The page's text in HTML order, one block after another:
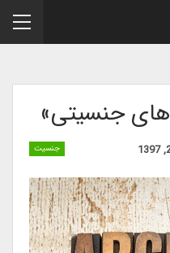
جنسیتی»
جنسیت